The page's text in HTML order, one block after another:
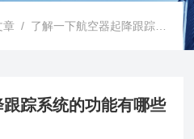
章 / 了解一下航空器起降跟踪系统的功能有哪些吧
踪系统的功能有哪些